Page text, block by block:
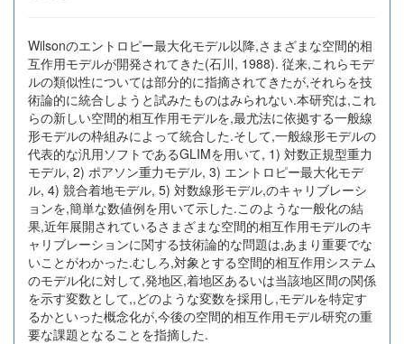
Wilsonのエントロピー最大化モデル以降,さまざまな空間的相
互作用モデルが開発されてきた(石川, 1988). 従来,これらモデ
ルの類似性については部分的に指摘されてきたが,それらを技
術論的に統合しようと試みたものはみられない.本研究は,これ
らの新しい空間的相互作用モデルを,最尤法に依拠する一般線
形モデルの枠組みによって統合した.そして,一般線形モデルの
代表的な汎用ソフトであるGLIMを用いて, 1) 対数正規型重力
モデル, 2) ポアソン重力モデル, 3) エントロピー最大化モデ
ル, 4) 競合着地モデル, 5) 対数線形モデル,のキャリブレーシ
ョンを,簡単な数値例を用いて示した.このような一般化の結
果,近年展開されているさまざまな空間的相互作用モデルのキ
ャリブレーションに関する技術論的な問題は,あまり重要でな
いことがわかった.むしろ,対象とする空間的相互作用システム
のモデル化に対して,発地区,着地区あるいは当該地区間の関係
を示す変数として,,どのような変数を採用し,モデルを特定す
るかといった概念化が,今後の空間的相互作用モデル研究の重
要な課題となることを指摘した.